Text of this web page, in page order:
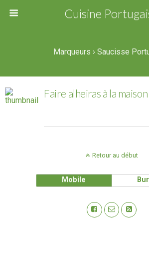
Cuisine
Marqueurs › Saucisse
Faire alheiras à la maison
Retour au début
Mobile